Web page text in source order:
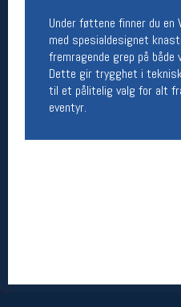
Under føttene finner du en
med spesialdesignet
fremragende grep på
Dette gir trygghet i
til et pålitelig valg for alt
eventyr.
Om verkstedet
For å bestille time må du
nettbutikken og trykke på
linjen
Betingelser
Salgsbetingelser
Ledige stillinger